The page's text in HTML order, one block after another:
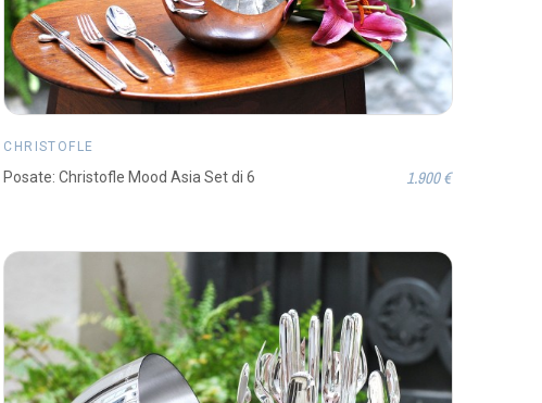
CHRISTOFLE
Posate: Christofle Mood Asia Set di 6 1.900 €